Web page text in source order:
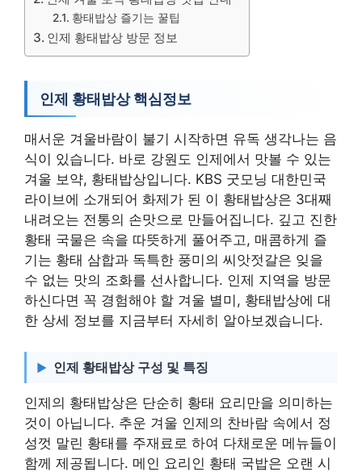
황태밥상 즐기는 꿀팁
인제 황태밥상 방문 정보
인제 황태밥상 핵심정보
매서운 겨울바람이 불기 시작하면 유독 생각나는 음
식이 있습니다. 바로 강원도 인제에서 맛볼 수 있는
겨울 보약, 황태밥상입니다. KBS 굿모닝 대한민국
라이브에 소개되어 화제가 된 이 황태밥상은 3대째
내려오는 전통의 손맛으로 만들어집니다. 깊고 진한
황태 국물은 속을 따뜻하게 풀어주고, 매콤하게 즐
기는 황태 삼합과 독특한 풍미의 씨앗젓갈은 잊을
수 없는 맛의 조화를 선사합니다. 인제 지역을 방문
하신다면 꼭 경험해야 할 겨울 별미, 황태밥상에 대
한 상세 정보를 지금부터 자세히 알아보겠습니다.
인제 황태밥상 구성 및 특징
인제의 황태밥상은 단순히 황태 요리만을 의미하는
것이 아닙니다. 추운 겨울 인제의 찬바람 속에서 정
성껏 말린 황태를 주재료로 하여 다채로운 메뉴들이
함께 제공됩니다. 메인 요리인 황태 국밥은 오랜 시